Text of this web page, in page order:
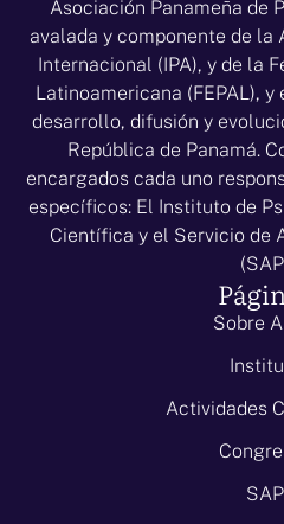
Asociación Panameña de
avalada y componente de
Internacional (IPA), y de la
Latinoamericana (FEPAL),
desarrollo, difusión y
República de Panamá.
encargados cada uno
específicos: El Instituto de
Científica y el Servicio de
Sobre
Actividades
SAP